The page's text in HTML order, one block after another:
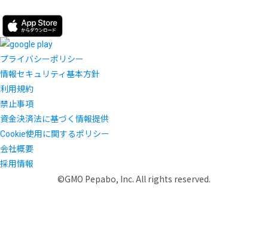
プライバシーポリシー
情報セキュリティ基本方針
利用規約
禁止事項
資金決済法に基づく情報提供
Cookie使用に関するポリシー
会社概要
採用情報
©GMO Pepabo, Inc. All rights reserved.